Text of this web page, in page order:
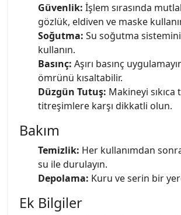
Güvenlik: İşlem sırasında
gözlük, eldiven ve maske
Soğutma: Su soğutma
kullanın.
Basınç: Aşırı basınç
ömrünü kısaltabilir.
Düzgün Tutuş: Makineyi
titreşimlere karşı dikkatli olun.
Bakım
Temizlik: Her kullanımdan
su ile durulayın.
Depolama: Kuru ve serin bir
Ek Bilgiler